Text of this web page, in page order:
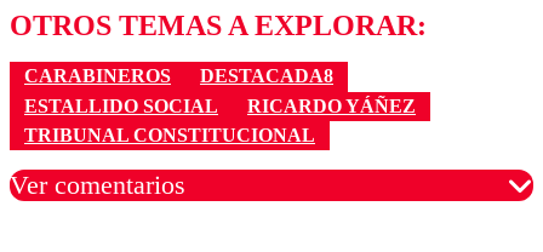
OTROS TEMAS A EXPLORAR:
CARABINEROS
DESTACADA8
ESTALLIDO SOCIAL
RICARDO YÁÑEZ
TRIBUNAL CONSTITUCIONAL
Ver comentarios